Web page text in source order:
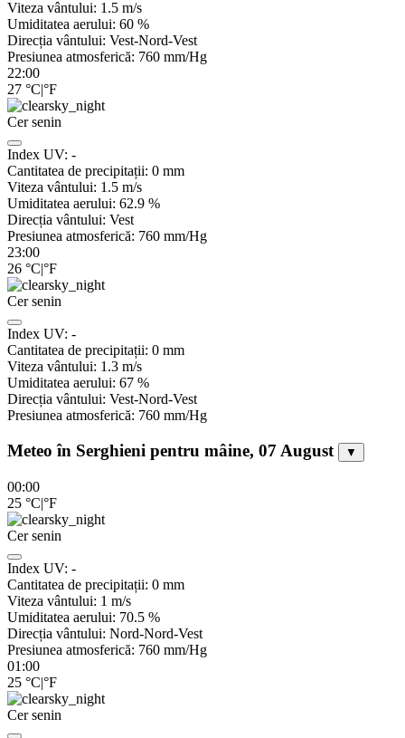
Viteza vântului: 1.5 m/s
Umiditatea aerului: 60 %
Direcția vântului: Vest-Nord-Vest
Presiunea atmosferică: 760 mm/Hg
22:00
27 °C|°F
Cer senin
Index UV: -
Cantitatea de precipitații: 0 mm
Viteza vântului: 1.5 m/s
Umiditatea aerului: 62.9 %
Direcția vântului: Vest
Presiunea atmosferică: 760 mm/Hg
23:00
26 °C|°F
Cer senin
Index UV: -
Cantitatea de precipitații: 0 mm
Viteza vântului: 1.3 m/s
Umiditatea aerului: 67 %
Direcția vântului: Vest-Nord-Vest
Presiunea atmosferică: 760 mm/Hg
Meteo în Serghieni pentru mâine, 07 August ▼
00:00
25 °C|°F
Cer senin
Index UV: -
Cantitatea de precipitații: 0 mm
Viteza vântului: 1 m/s
Umiditatea aerului: 70.5 %
Direcția vântului: Nord-Nord-Vest
Presiunea atmosferică: 760 mm/Hg
01:00
25 °C|°F
Cer senin